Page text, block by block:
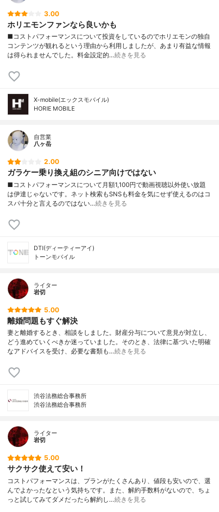
3.00
ホリエモンファンなら良いかも
■コストパフォーマンスについて投資をしているのでホリエモンの独自
コンテンツが観れるという理由から利用しましたが、あまり有益な情報
は得られませんでした。料金設定的…続きを見る
X-mobile(エックスモバイル)
HORIE MOBILE
自営業
八ヶ岳
2.00
ガラケー乗り換え組のシニア向けではない
■コストパフォーマンスについて月額1,100円で動画視聴以外使い放題
は伊達じゃないです。ネット検索もSNSも料金を気にせず使えるのはコ
スパ十分と言えるのではない…続きを見る
DTI(ディーティーアイ)
トーンモバイル
ライター
岩切
5.00
離婚問題もすぐ解決
妻と離婚するとき、相談をしました。財産分与について意見が対立し、
どう進めていくべきか迷っていました。そのとき、法律に基づいた明確
なアドバイスを受け、必要な書類も…続きを見る
渋谷法務総合事務所
渋谷法務総合事務所
ライター
岩切
5.00
サクサク使えて安い！
コストパフォーマンスは、プランがたくさんあり、値段も安いので、選
んでよかったなという気持ちです。また、解約手数料がないので、ちょ
っと試してみてダメだったら解約し…続きを見る